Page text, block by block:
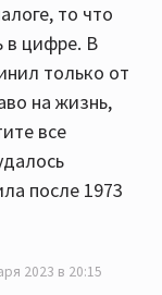
то что
в цифре. В
только от
на жизнь,
все
после 1973
2023 в 20:15